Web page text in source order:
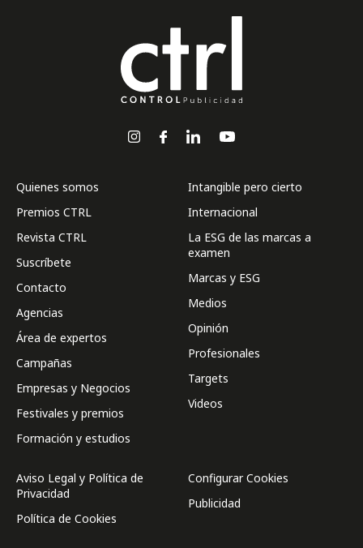
Quienes somos
Premios CTRL
Revista CTRL
Suscríbete
Contacto
Agencias
Área de expertos
Campañas
Empresas y Negocios
Festivales y premios
Formación y estudios
Intangible pero cierto
Internacional
La ESG de las marcas a
examen
Marcas y ESG
Medios
Opinión
Profesionales
Targets
Videos
Aviso Legal y Política de
Privacidad
Política de Cookies
Configurar Cookies
Publicidad